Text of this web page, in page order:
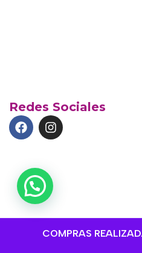
COMPRAS
Redes Sociales